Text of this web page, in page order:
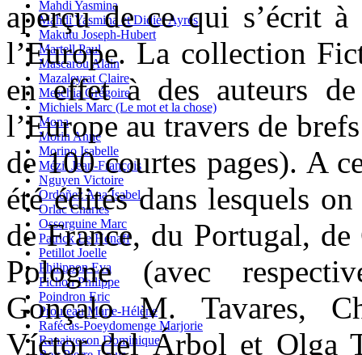
Mahdi Yasmina
Mahdi Yasmina et Didier Ayres
Makutu Joseph-Hubert
Martell Paul
Mascarou Alain
Mazaleyrat Claire
Meschia Grégoire
Michiels Marc (Le mot et la chose)
Mona
Morin Anne
Morino Isabelle
Mézil Jean-François
Nguyen Victoire
Ordoñez Ana Isabel
Orlac Charles
Ossorguine Marc
Patrick Le Henaff
Petillot Joelle
Philippon Eva
Pichon Philippe
Poindron Eric
Prouteau Marie-Hélène
Rafécas-Poeydomenge Marjorie
Ranaivoson Dominique
aperçu de ce qui s’écrit
l’Europe. La collection
en effet à des auteurs
l’Europe au travers de
de 100 courtes pages). A
été édités dans lesquels
de France, du Portugal, de
Pologne (avec
Gonçalo M. Tavares,
Víctor del Árbol et Olga